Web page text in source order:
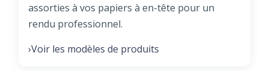
assorties à vos papiers à en-tête pour un
rendu professionnel.
›Voir les modèles de produits